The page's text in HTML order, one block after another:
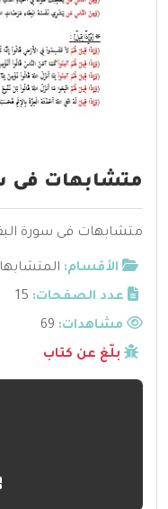
متشابهات فى
متشابهات فى سورة
الأقسام:
عدد الصفحات: 15
مشاهدات:
بلّغ عن كتاب